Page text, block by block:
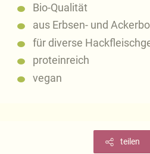
Bio-Qualität
aus Erbsen- und
für diverse
proteinreich
vegan
teilen